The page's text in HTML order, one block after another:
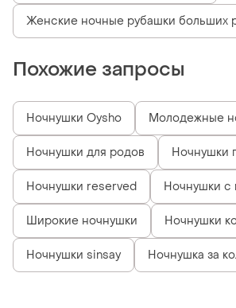
Женские ночные рубашки больших
Похожие запросы
Ночнушки Oysho Молодежные
Ночнушки для родов Ночнушки
Ночнушки reserved Ночнушки
Широкие ночнушки Ночнушки
Ночнушки sinsay Ночнушка за